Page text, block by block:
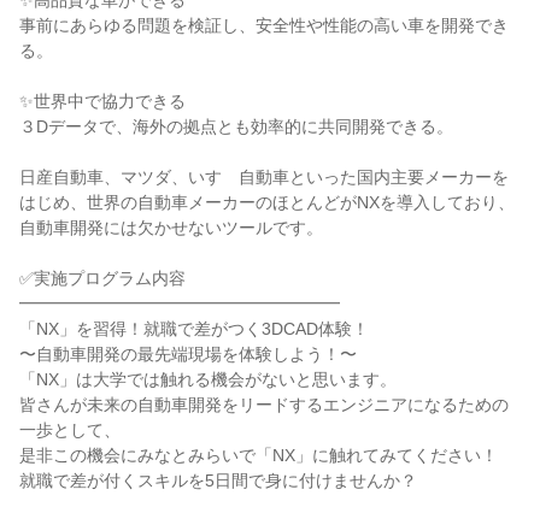
事前にあらゆる問題を検証し、安全性や性能の高い車を開発でき
る。
✨世界中で協力できる
３Dデータで、海外の拠点とも効率的に共同開発できる。
日産自動車、マツダ、いすゞ自動車といった国内主要メーカーを
はじめ、世界の自動車メーカーのほとんどがNXを導入しており、
自動車開発には欠かせないツールです。
✅実施プログラム内容
━━━━━━━━━━━━━━━━━━━
「NX」を習得！就職で差がつく3DCAD体験！
〜自動車開発の最先端現場を体験しよう！〜
「NX」は大学では触れる機会がないと思います。
皆さんが未来の自動車開発をリードするエンジニアになるための
一歩として、
是非この機会にみなとみらいで「NX」に触れてみてください！
就職で差が付くスキルを5日間で身に付けませんか？